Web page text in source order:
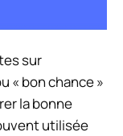
sur
« bon chance »
la bonne
utilisée